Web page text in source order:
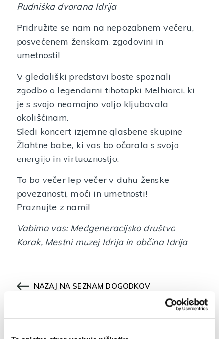
Rudniška dvorana Idrija
Pridružite se nam na nepozabnem večeru,
posvečenem ženskam, zgodovini in
umetnosti!
V gledališki predstavi boste spoznali
zgodbo o legendarni tihotapki Melhiorci, ki
je s svojo neomajno voljo kljubovala
okoliščinam.
Sledi koncert izjemne glasbene skupine
Žlahtne babe, ki vas bo očarala s svojo
energijo in virtuoznostjo.
To bo večer lep večer v duhu ženske
povezanosti, moči in umetnosti!
Praznujte z nami!
Vabimo vas: Medgeneracijsko društvo
Korak, Mestni muzej Idrija in občina Idrija
NAZAJ NA SEZNAM DOGODKOV